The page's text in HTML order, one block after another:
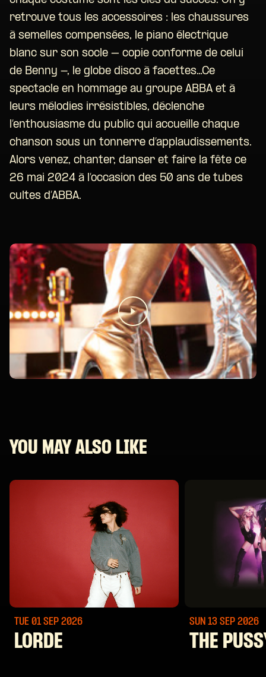
retrouve tous les accessoires : les chaussures
à semelles compensées, le piano électrique
blanc sur son socle – copie conforme de celui
de Benny -, le globe disco à facettes…Ce
spectacle en hommage au groupe ABBA et à
leurs mélodies irrésistibles, déclenche
l’enthousiasme du public qui accueille chaque
chanson sous un tonnerre d’applaudissements.
Alors venez, chanter, danser et faire la fête ce
26 mai 2024 à l’occasion des 50 ans de tubes
cultes d’ABBA.
YOU MAY ALSO LIKE
TUE 01 SEP 2026
LORDE
SUN 13 SEP 2026
THE